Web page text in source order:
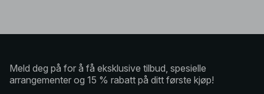
Meld deg på for å få eksklusive tilbud, spesielle
arrangementer og 15 % rabatt på ditt første kjøp!